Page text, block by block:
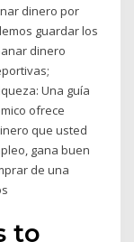
dinero por
guardar los
dinero
Una guía
ofrece
que usted
gana buen
de una
to